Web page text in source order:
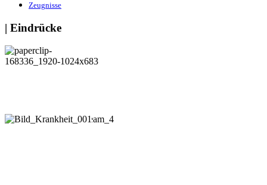
Zeugnisse
| Eindrücke